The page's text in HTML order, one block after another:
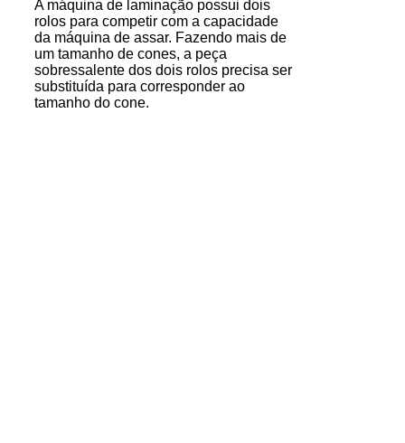
A máquina de laminação possui dois
rolos para competir com a capacidade
da máquina de assar. Fazendo mais de
um tamanho de cones, a peça
sobressalente dos dois rolos precisa ser
substituída para corresponder ao
tamanho do cone.